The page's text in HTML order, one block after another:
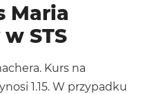
Maria
STS
Kurs na
1.15. W przypadku